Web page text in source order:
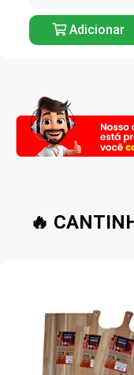
Adicionar
🔥